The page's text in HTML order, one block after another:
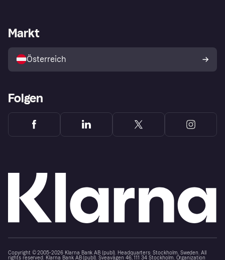
Shops entdecken
Händlerportal
Markt
Österreich
Folgen
Copyright © 2005-2026 Klarna Bank AB (publ). Headquarters: Stockholm, Sweden. All
rights reserved. Klarna Bank AB (publ). Sveavägen 46, 111 34 Stockholm. Organization